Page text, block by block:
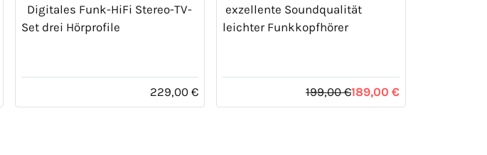
Digitales Funk-HiFi Stereo-TV-
Set drei Hörprofile
229,00 €
exzellente Soundqualität
leichter Funkkopfhörer
199,00 €189,00 €